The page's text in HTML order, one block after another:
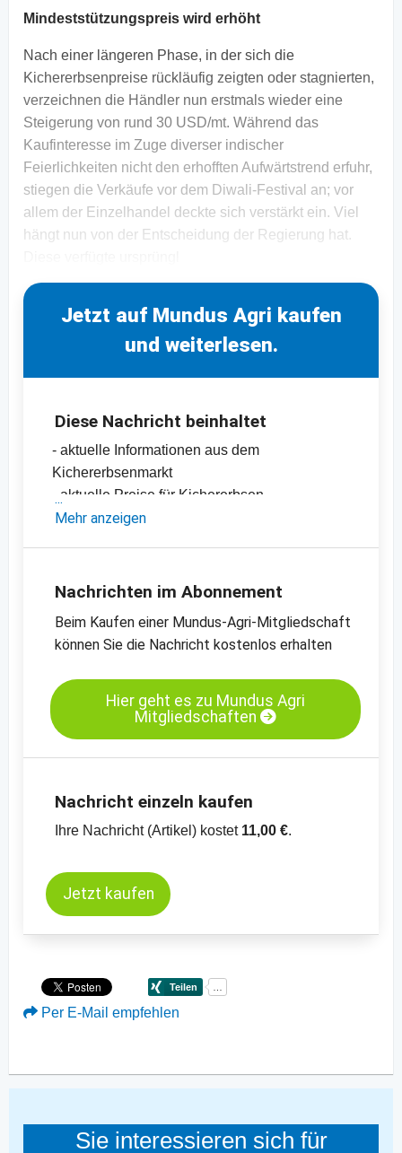
Mindeststützungspreis wird erhöht
Nach einer längeren Phase, in der sich die
Kichererbsenpreise rückläufig zeigten oder stagnierten,
verzeichnen die Händler nun erstmals wieder eine
Steigerung von rund 30 USD/mt. Während das
Kaufinteresse im Zuge diverser indischer
Feierlichkeiten nicht den erhofften Aufwärtstrend erfuhr,
stiegen die Verkäufe vor dem Diwali-Festival an; vor
allem der Einzelhandel deckte sich verstärkt ein. Viel
hängt nun von der Entscheidung der Regierung hat.
Jetzt auf Mundus Agri kaufen
und weiterlesen.
Diese Nachricht beinhaltet
- aktuelle Informationen aus dem
Kichererbsenmarkt
- aktuelle Preise für Kichererbsen
-Preischarts
Mehr anzeigen
Nachrichten im Abonnement
Beim Kaufen einer Mundus-Agri-Mitgliedschaft
können Sie die Nachricht kostenlos erhalten
Hier geht es zu Mundus Agri
Mitgliedschaften
Nachricht einzeln kaufen
Ihre Nachricht (Artikel) kostet 11,00 €.
Jetzt kaufen
Per E-Mail empfehlen
Sie interessieren sich für